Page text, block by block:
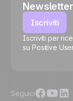
Iscriviti
Iscriviti per
su Positive
Seguici